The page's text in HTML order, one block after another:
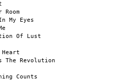
My Eyes
Of Lust
Heart
The Revolution
Counts